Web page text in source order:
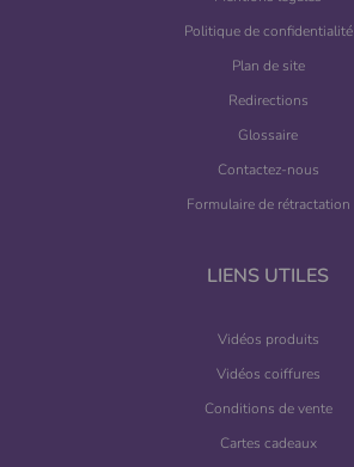
Politique de confidentialité
Plan de site
Redirections
Glossaire
Contactez-nous
Formulaire de rétractation
LIENS UTILES
Vidéos produits
Vidéos coiffures
Conditions de vente
Cartes cadeaux